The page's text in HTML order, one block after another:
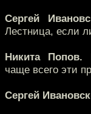
Сергей
Лестница, если
Никита Попов.
чаще всего эти
Сергей